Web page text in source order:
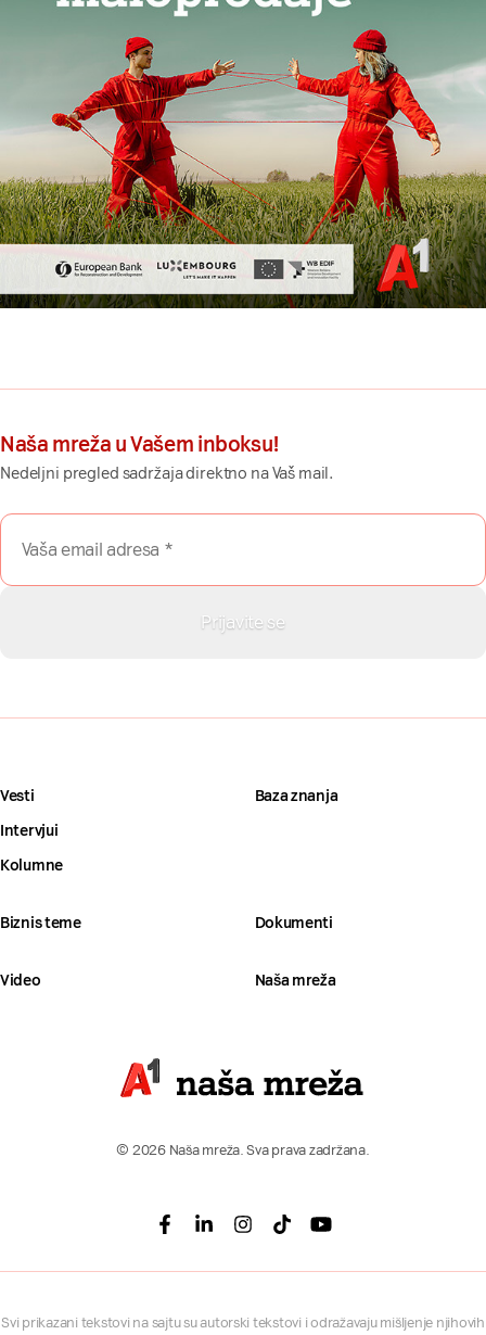
Naša mreža u Vašem inboksu!
Nedeljni pregled sadržaja direktno na Vaš mail.
Vesti
Intervjui
Kolumne
Baza znanja
Biznis teme Dokumenti
Video Naša mreža
© 2026 Naša mreža. Sva prava zadržana.
Facebook
LinkedinInstagram
TiktokYoutube
Svi prikazani tekstovi na sajtu su autorski tekstovi i odražavaju mišljenje njihovih